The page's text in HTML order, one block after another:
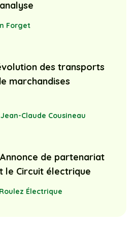
Forget
des transports
marchandises
Jean-Claude Cousineau
de partenariat
le Circuit électrique
Roulez Électrique